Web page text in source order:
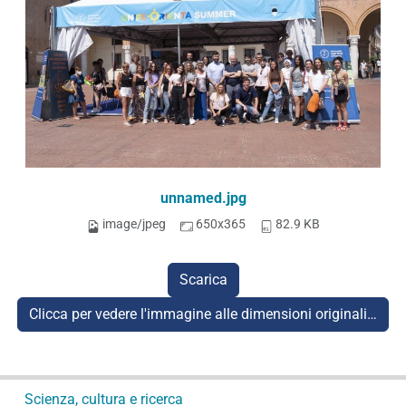
unnamed.jpg
image/jpeg 650x365 82.9 KB
Scarica
Clicca per vedere l'immagine alle dimensioni originali…
Scienza, cultura e ricerca